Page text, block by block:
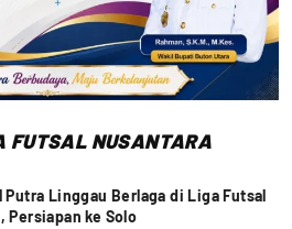
FUTSAL NUSANTARA
Putra Linggau Berlaga di Liga Futsal
Persiapan ke Solo